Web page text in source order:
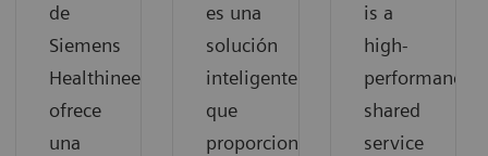
de
Siemens
Healthineers
ofrece
una
es una
solución
inteligente
que
proporciona
is a
high-
performance
shared
service